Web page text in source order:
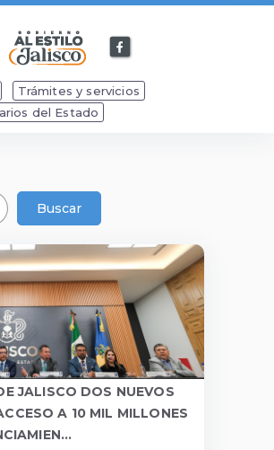
Facebook
de
Secretaría
de
Trámites y servicios
del Estado
Buscar
JALISCO DOS NUEVOS
A 10 MIL MILLONES